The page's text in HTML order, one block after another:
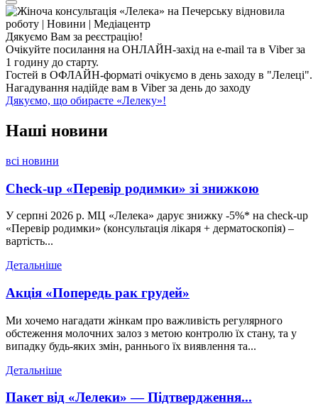
Дякуємо Вам за реєстрацію!
Очікуйте посилання на ОНЛАЙН-захід на e-mail та в Viber за
1 годину до старту.
Гостей в ОФЛАЙН-форматі очікуємо в день заходу в "Лелеці".
Нагадування надійде вам в Viber за день до заходу
Дякуємо, що обираєте «Лелеку»!
Наші новини
всі новини
Check-up «Перевір родимки» зі знижкою
У серпні 2026 р. МЦ «Лелека» дарує знижку -5%* на check-up
«Перевір родимки» (консультація лікаря + дерматоскопія) –
вартість...
Детальніше
Акція «Попередь рак грудей»
Ми хочемо нагадати жінкам про важливість регулярного
обстеження молочних залоз з метою контролю їх стану, та у
випадку будь-яких змін, раннього їх виявлення та...
Детальніше
Пакет від «Лелеки» — Підтвердження...